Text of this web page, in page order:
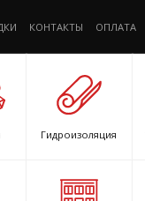
КОНТАКТЫ ОПЛАТА
Гидроизоляция